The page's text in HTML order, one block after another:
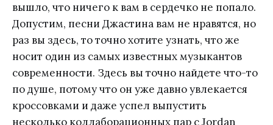
вышло, что ничего к вам в сердечко не попало.
Допустим, песни Джастина вам не нравятся, но
раз вы здесь, то точно хотите узнать, что же
носит один из самых известных музыкантов
современности. Здесь вы точно найдете что-то
по душе, потому что он уже давно увлекается
кроссовками и даже успел выпустить
несколько коллаборационных пар с Jordan